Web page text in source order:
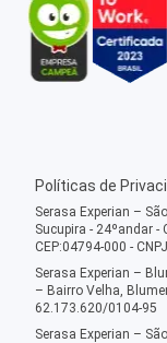
Políticas de
Serasa Experian –
Sucupira - 24ºandar -
CEP:04794-000 -
Serasa Experian –
– Bairro Velha,
62.173.620/0104-95
Serasa Experian –